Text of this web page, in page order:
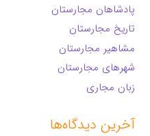
پادشاهان مجارستان
تاریخ مجارستان
مشاهیر مجارستان
شهرهای مجارستان
زبان مجاری
آخرین دیدگاه‌ها